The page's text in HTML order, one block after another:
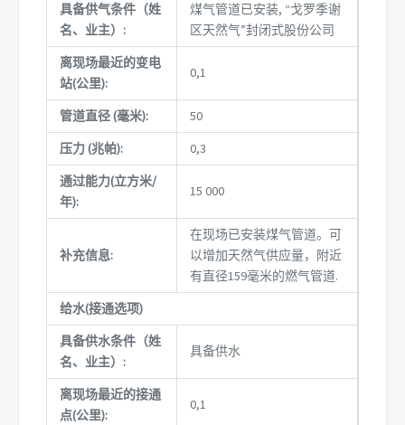
具备供气条件（姓
名、业主）:
煤气管道已安装, “戈罗季谢
区天然气”封闭式股份公司
离现场最近的变电
站(公里):
0,1
管道直径 (毫米):
50
压力 (兆帕):
0,3
通过能力(立方米/
年):
15 000
补充信息:
在现场已安装煤气管道。可
以增加天然气供应量，附近
有直径159毫米的燃气管道.
给水(接通选项)
具备供水条件（姓
名、业主）:
具备供水
离现场最近的接通
点(公里):
0,1